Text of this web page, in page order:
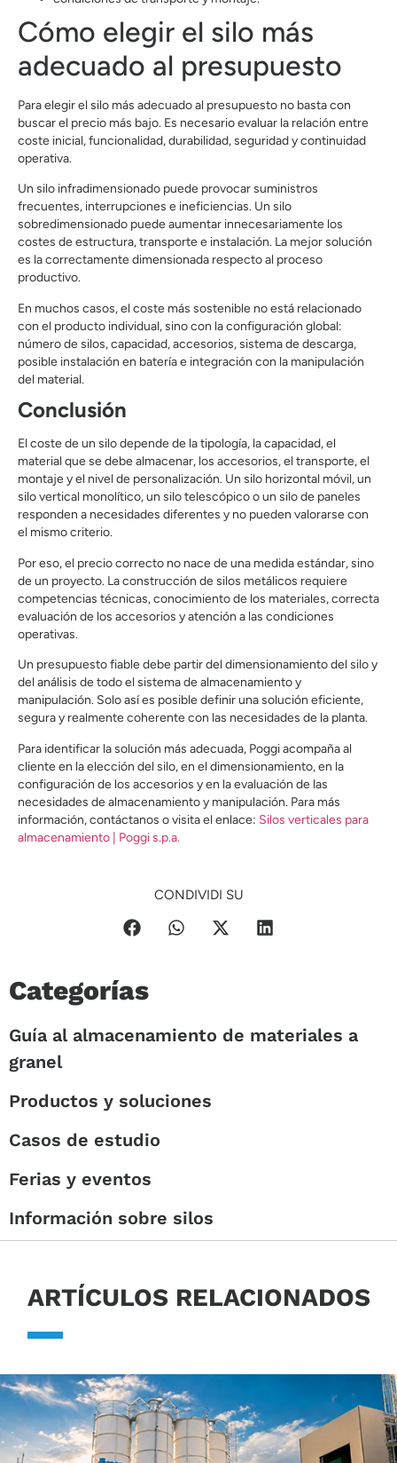
Cómo elegir el silo más
adecuado al presupuesto
Para elegir el silo más adecuado al presupuesto no basta con
buscar el precio más bajo. Es necesario evaluar la relación entre
coste inicial, funcionalidad, durabilidad, seguridad y continuidad
operativa.
Un silo infradimensionado puede provocar suministros
frecuentes, interrupciones e ineficiencias. Un silo
sobredimensionado puede aumentar innecesariamente los
costes de estructura, transporte e instalación. La mejor solución
es la correctamente dimensionada respecto al proceso
productivo.
En muchos casos, el coste más sostenible no está relacionado
con el producto individual, sino con la configuración global:
número de silos, capacidad, accesorios, sistema de descarga,
posible instalación en batería e integración con la manipulación
del material.
Conclusión
El coste de un silo depende de la tipología, la capacidad, el
material que se debe almacenar, los accesorios, el transporte, el
montaje y el nivel de personalización. Un silo horizontal móvil, un
silo vertical monolítico, un silo telescópico o un silo de paneles
responden a necesidades diferentes y no pueden valorarse con
el mismo criterio.
Por eso, el precio correcto no nace de una medida estándar, sino
de un proyecto. La construcción de silos metálicos requiere
competencias técnicas, conocimiento de los materiales, correcta
evaluación de los accesorios y atención a las condiciones
operativas.
Un presupuesto fiable debe partir del dimensionamiento del silo y
del análisis de todo el sistema de almacenamiento y
manipulación. Solo así es posible definir una solución eficiente,
segura y realmente coherente con las necesidades de la planta.
Para identificar la solución más adecuada, Poggi acompaña al
cliente en la elección del silo, en el dimensionamiento, en la
configuración de los accesorios y en la evaluación de las
necesidades de almacenamiento y manipulación. Para más
información, contáctanos o visita el enlace: Silos verticales para
almacenamiento | Poggi s.p.a.
CONDIVIDI SU
Categorías
Guía al almacenamiento de materiales a
granel
Productos y soluciones
Casos de estudio
Ferias y eventos
Información sobre silos
ARTÍCULOS RELACIONADOS